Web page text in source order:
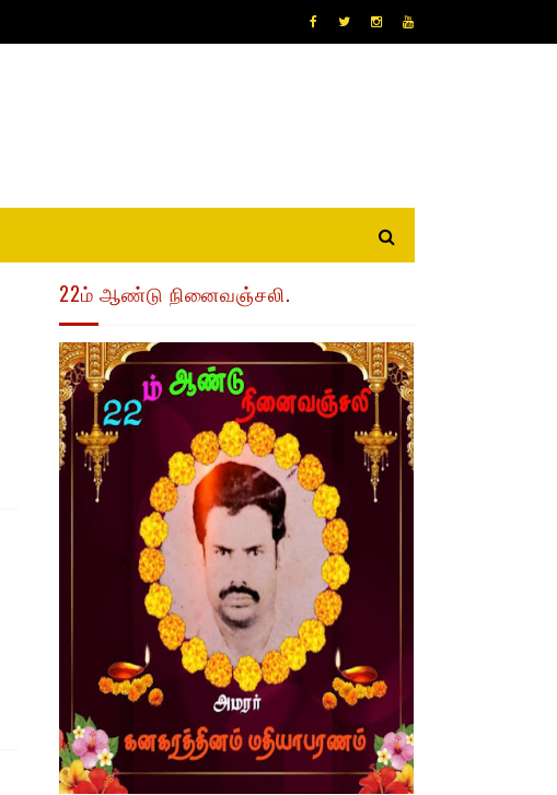
22ம் ஆண்டு நினைவஞ்சலி.